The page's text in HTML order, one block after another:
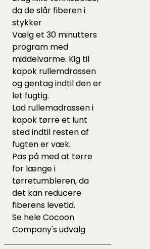
da de slår fiberen i
stykker
Vælg et 30 minutters
program med
middelvarme. Kig til
kapok rullemdrassen
og gentag indtil den er
let fugtig.
Lad rullemadrassen i
kapok tørre et lunt
sted indtil resten af
fugten er væk.
Pas på med at tørre
for længe i
tørretumbleren, da
det kan reducere
fiberens levetid.
Se heleCocoon
Company's udvalg